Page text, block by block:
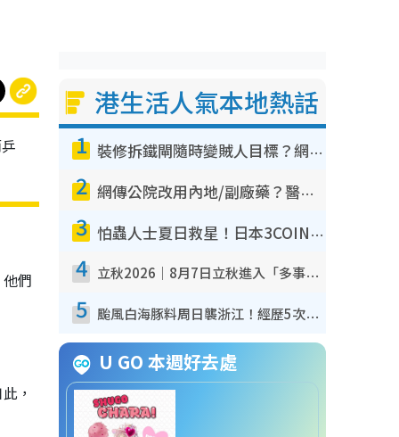
們
，
港生活人氣本地熱話
1 裝修拆鐵閘隨時變賊人目標？網民揭2大關鍵用途：裝新式等於白裝？附新舊鐵閘分別
2 網傳公院改用內地/副廠藥？醫生拆解正副廠分別 揭4類人換藥隨時出事
3 怕蟲人士夏日救星！日本3COINS爆紅驅蟲神器$45起 1招「全程免觸碰」輕鬆搞定小強
4 立秋2026｜8月7日立秋進入「多事之秋」 3件事唔做得！專家教6招開運 清枱頭／銀包納氣接好運
5 颱風白海豚料周日襲浙江！經歷5次「眼牆置換」極罕見 成登陸內地最長途颱風
U GO 本週好去處